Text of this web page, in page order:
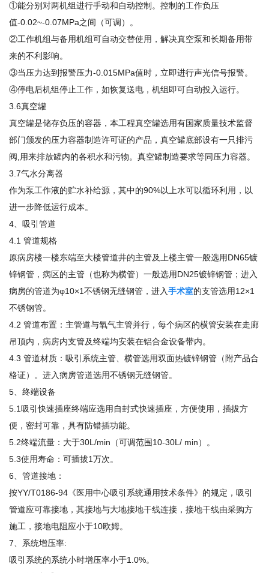
①能分别对两机组进行手动和自动控制。控制的工作负压
值-0.02~-0.07MPa之间（可调）。
②工作机组与备用机组可自动交替使用，解决真空泵和长期备用带
来的不利影响。
③当压力达到报警压力-0.015MPa值时，立即进行声光信号报警。
④停电后机组停止工作，如恢复送电，机组即可自动投入运行。
3.6真空罐
真空罐是储存负压的容器，本工程真空罐选用有国家质量技术监督
部门颁发的压力容器制造许可证的产品，真空罐底部设有一只排污
阀,用来排放罐内的各积水和污物。真空罐制造要求等同压力容器。
3.7气水分离器
作为泵工作液的贮水补给源，其中的90%以上水可以循环利用，以
进一步降低运行成本。
4、吸引管道
4.1 管道规格
原病房楼一楼东端至大楼管道井的主管及上楼主管一般选用DN65镀
锌钢管，病区的主管（也称为横管）一般选用DN25镀锌钢管；进入
病房的管道为φ10×1不锈钢无缝钢管，进入手术室的支管选用12×1
不锈钢管。
4.2 管道布置：主管道与氧气主管并行，每个病区的横管安装在走廊
吊顶内，病房内支管及终端均安装在铝合金设备带内。
4.3 管道材质：吸引系统主管、横管选用双面热镀锌钢管（附产品合
格证）。进入病房管道选用不锈钢无缝钢管。
5、终端设备
5.1吸引快速插座终端应选用自封式快速插座，方便使用，插拔方
便，密封可靠，具有防错插功能。
5.2终端流量：大于30L/min（可调范围10-30L/ min）。
5.3使用寿命：可插拔1万次。
6、管道接地：
按YY/T0186-94《医用中心吸引系统通用技术条件》的规定，吸引
管道应可靠接地，其接地与大地接地干线连接，接地干线由采购方
施工，接地电阻应小于10欧姆。
7、系统增压率:
吸引系统的系统小时增压率小于1.0%。